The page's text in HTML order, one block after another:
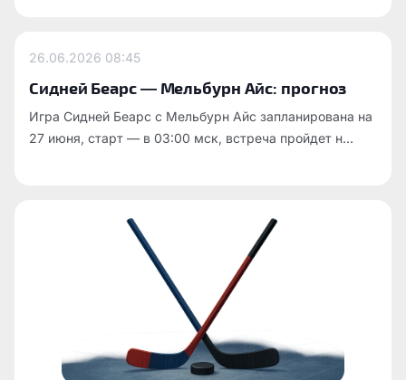
26.06.2026 08:45
Сидней Беарс — Мельбурн Айс: прогноз
Игра Сидней Беарс с Мельбурн Айс запланирована на
27 июня, старт — в 03:00 мск, встреча пройдет н...